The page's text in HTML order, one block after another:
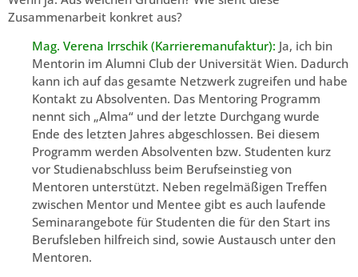
Zusammenarbeit konkret aus?
Mag. Verena Irrschik (Karrieremanufaktur): Ja, ich bin
Mentorin im Alumni Club der Universität Wien. Dadurch
kann ich auf das gesamte Netzwerk zugreifen und habe
Kontakt zu Absolventen. Das Mentoring Programm
nennt sich „Alma“ und der letzte Durchgang wurde
Ende des letzten Jahres abgeschlossen. Bei diesem
Programm werden Absolventen bzw. Studenten kurz
vor Studienabschluss beim Berufseinstieg von
Mentoren unterstützt. Neben regelmäßigen Treffen
zwischen Mentor und Mentee gibt es auch laufende
Seminarangebote für Studenten die für den Start ins
Berufsleben hilfreich sind, sowie Austausch unter den
Mentoren.